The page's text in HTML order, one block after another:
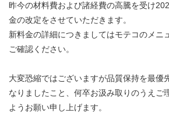
昨今の材料費および諸経費の高騰を受け
金の改定をさせていただきます。
新料金の詳細につきましてはモテコのメニ
ご確認ください。
大変恐縮ではございますが品質保持を最優
なりましたこと、何卒お汲み取りのうえご
ようお願い申し上げます。